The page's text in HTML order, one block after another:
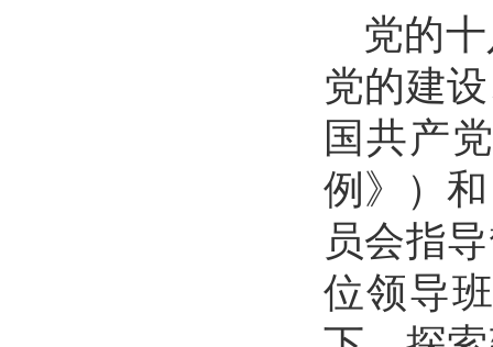
党的
党的建
国共产
例》）
员会指
位领导